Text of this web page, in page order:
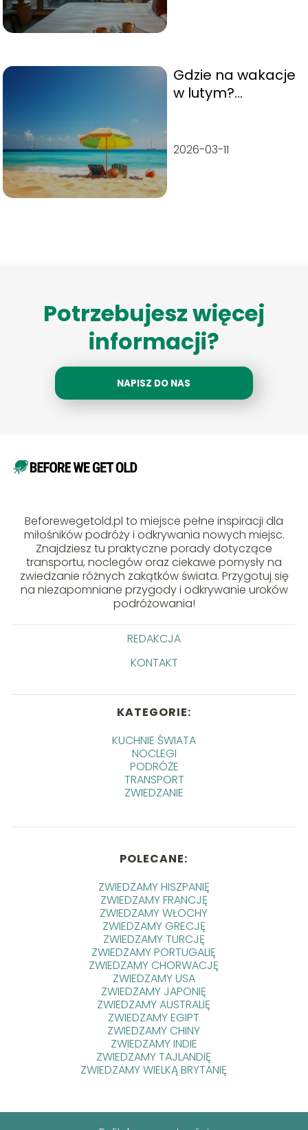
Gdzie na wakacje
w lutym?
wypoczynek
2026-03-11
Potrzebujesz więcej
informacji?
NAPISZ DO NAS
Beforewegetold.pl to miejsce pełne inspiracji dla
miłośników podróży i odkrywania nowych miejsc.
Znajdziesz tu praktyczne porady dotyczące
transportu, noclegów oraz ciekawe pomysły na
zwiedzanie różnych zakątków świata. Przygotuj się
na niezapomniane przygody i odkrywanie uroków
podróżowania!
REDAKCJA
KONTAKT
KATEGORIE:
KUCHNIE ŚWIATA
NOCLEGI
PODRÓŻE
TRANSPORT
ZWIEDZANIE
POLECANE:
ZWIEDZAMY HISZPANIĘ
ZWIEDZAMY FRANCJĘ
ZWIEDZAMY WŁOCHY
ZWIEDZAMY GRECJĘ
ZWIEDZAMY TURCJĘ
ZWIEDZAMY PORTUGALIĘ
ZWIEDZAMY CHORWACJĘ
ZWIEDZAMY USA
ZWIEDZAMY JAPONIĘ
ZWIEDZAMY AUSTRALIĘ
ZWIEDZAMY EGIPT
ZWIEDZAMY CHINY
ZWIEDZAMY INDIE
ZWIEDZAMY TAJLANDIĘ
ZWIEDZAMY WIELKĄ BRYTANIĘ